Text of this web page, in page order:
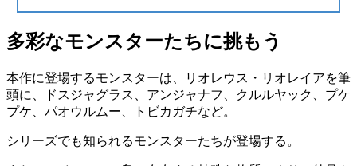
多彩なモンスターたちに挑もう
本作に登場するモンスターは、 リオレウス・リオレイアを筆
頭に、
ドスジャグラス、アンジャナフ、クルルヤック、プケ
プケ、パオウルムー、トビカガチなど。
シリーズでも知られるモンスターたちが登場する。